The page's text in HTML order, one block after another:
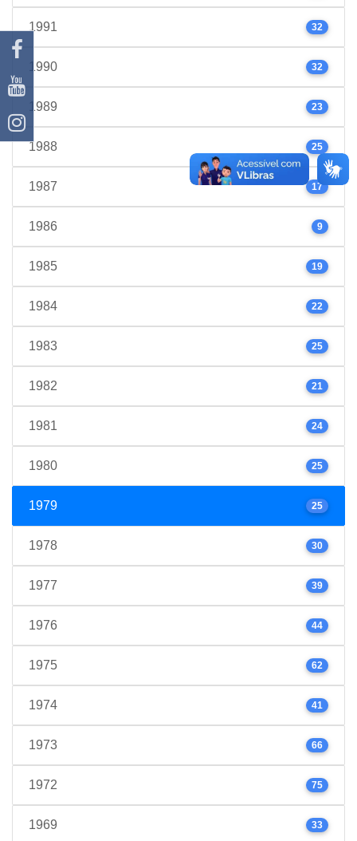
1991 32
1990 32
1989 23
1988 25
1987 17
1986 9
1985 19
1984 22
1983 25
1982 21
1981 24
1980 25
1979 25
1978 30
1977 39
1976 44
1975 62
1974 41
1973 66
1972 75
1969 33